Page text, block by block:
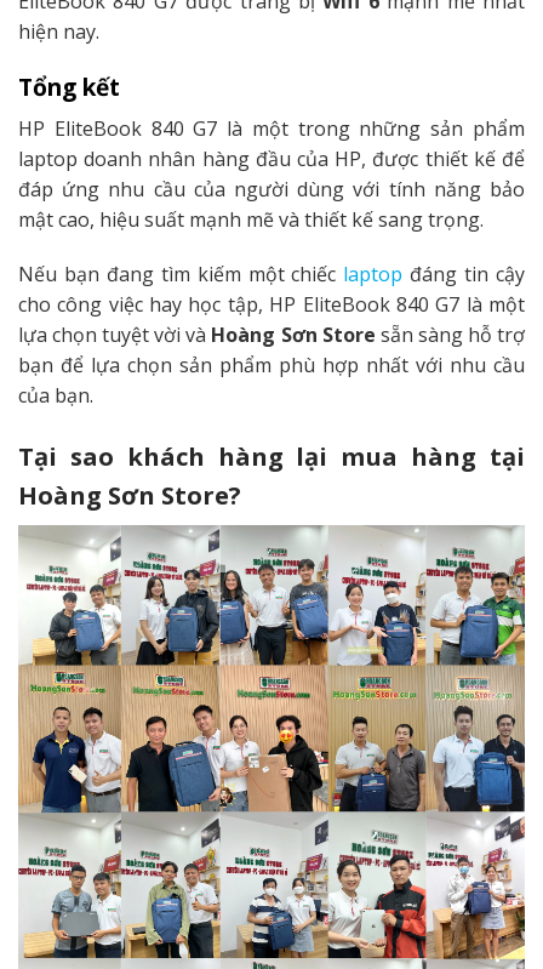
hiện nay.
Tổng kết
HP EliteBook 840 G7 là một trong những sản phẩm
laptop doanh nhân hàng đầu của HP, được thiết kế để
đáp ứng nhu cầu của người dùng với tính năng bảo
mật cao, hiệu suất mạnh mẽ và thiết kế sang trọng.
Nếu bạn đang tìm kiếm một chiếc laptop đáng tin cậy
cho công việc hay học tập, HP EliteBook 840 G7 là một
lựa chọn tuyệt vời và Hoàng Sơn Store sẵn sàng hỗ trợ
bạn để lựa chọn sản phẩm phù hợp nhất với nhu cầu
của bạn.
Tại sao khách hàng lại mua hàng tại
Hoàng Sơn Store?